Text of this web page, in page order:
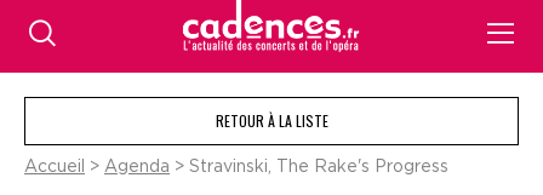
RETOUR À LA LISTE
Accueil > Agenda > Stravinski, The Rake's Progress